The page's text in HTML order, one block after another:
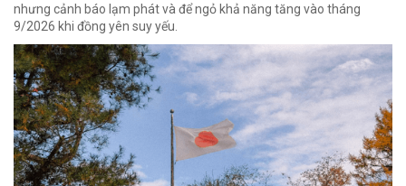
nhưng cảnh báo lạm phát và để ngỏ khả năng tăng vào tháng
9/2026 khi đồng yên suy yếu.